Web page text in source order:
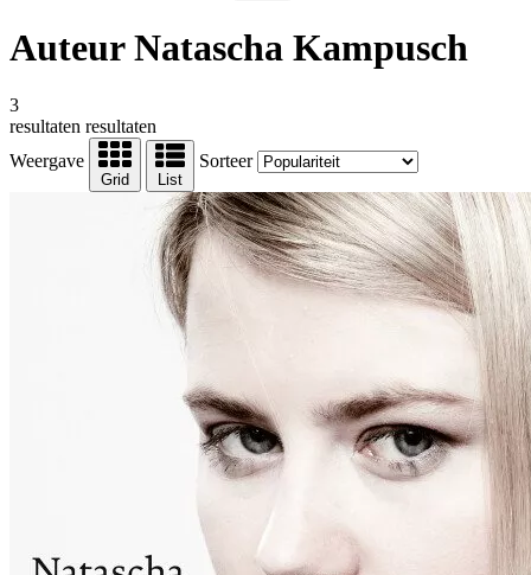
Auteur Natascha Kampusch
3
resultaten resultaten
Weergave
Grid List
Sorteer